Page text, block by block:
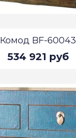
Комод BF-60043
534 921 руб